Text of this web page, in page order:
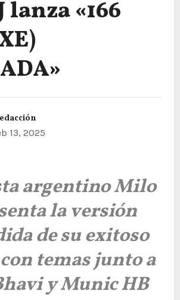
lanza «166
13, 2025
argentino Milo
la versión
de su exitoso
temas junto a
y Munic HB